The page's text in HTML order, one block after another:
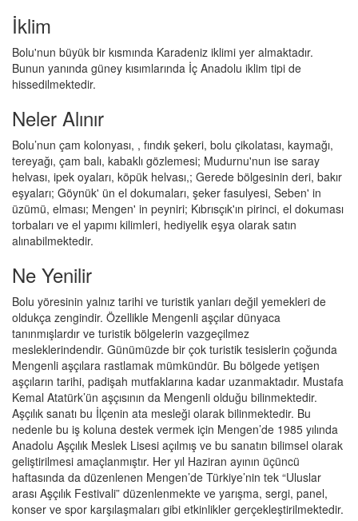
İklim
Bolu'nun büyük bir kısmında Karadeniz iklimi yer almaktadır.
Bunun yanında güney kısımlarında İç Anadolu iklim tipi de
hissedilmektedir.
Neler Alınır
Bolu’nun çam kolonyası, , fındık şekeri, bolu çikolatası, kaymağı,
tereyağı, çam balı, kabaklı gözlemesi; Mudurnu'nun ise saray
helvası, ipek oyaları, köpük helvası,; Gerede bölgesinin deri, bakır
eşyaları; Göynük' ün el dokumaları, şeker fasulyesi, Seben' in
üzümü, elması; Mengen' in peyniri; Kıbrısçık'ın pirinci, el dokuması
torbaları ve el yapımı kilimleri, hediyelik eşya olarak satın
alınabilmektedir.
Ne Yenilir
Bolu yöresinin yalnız tarihi ve turistik yanları değil yemekleri de
oldukça zengindir. Özellikle Mengenli aşçılar dünyaca
tanınmışlardır ve turistik bölgelerin vazgeçilmez
mesleklerindendir. Günümüzde bir çok turistik tesislerin çoğunda
Mengenli aşçılara rastlamak mümkündür. Bu bölgede yetişen
aşçıların tarihi, padişah mutfaklarına kadar uzanmaktadır. Mustafa
Kemal Atatürk’ün aşçısının da Mengenli olduğu bilinmektedir.
Aşçılık sanatı bu İlçenin ata mesleği olarak bilinmektedir. Bu
nedenle bu iş koluna destek vermek için Mengen’de 1985 yılında
Anadolu Aşçılık Meslek Lisesi açılmış ve bu sanatın bilimsel olarak
geliştirilmesi amaçlanmıştır. Her yıl Haziran ayının üçüncü
haftasında da düzenlenen Mengen’de Türkiye’nin tek “Uluslar
arası Aşçılık Festivali” düzenlenmekte ve yarışma, sergi, panel,
konser ve spor karşılaşmaları gibi etkinlikler gerçekleştirilmektedir.